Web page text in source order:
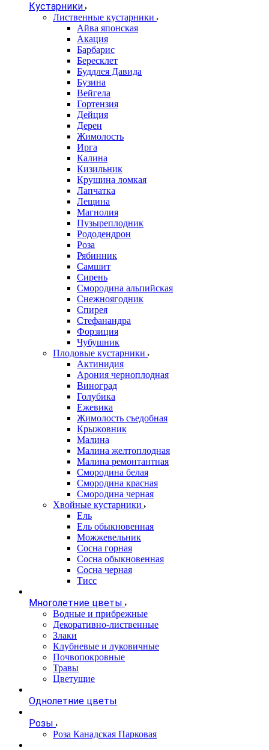
Кустарники
Лиственные кустарники
Айва японская
Акация
Барбарис
Бересклет
Буддлея Давида
Бузина
Вейгела
Гортензия
Дейция
Дерен
Жимолость
Ирга
Калина
Кизильник
Крушина ломкая
Лапчатка
Лещина
Магнолия
Пузыреплодник
Рододендрон
Роза
Рябинник
Самшит
Сирень
Смородина альпийская
Снежноягодник
Спирея
Стефанандра
Форзиция
Чубушник
Плодовые кустарники
Актинидия
Арония черноплодная
Виноград
Голубика
Ежевика
Жимолость съедобная
Крыжовник
Малина
Малина желтоплодная
Малина ремонтантная
Смородина белая
Смородина красная
Смородина черная
Хвойные кустарники
Ель
Ель обыкновенная
Можжевельник
Сосна горная
Сосна обыкновенная
Сосна черная
Тисс
Многолетние цветы
Водные и прибрежные
Декоративно-лиственные
Злаки
Клубневые и луковичные
Почвопокровные
Травы
Цветущие
Однолетние цветы
Розы
Роза Канадская Парковая